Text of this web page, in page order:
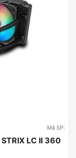
Mã SP:
LC II 360